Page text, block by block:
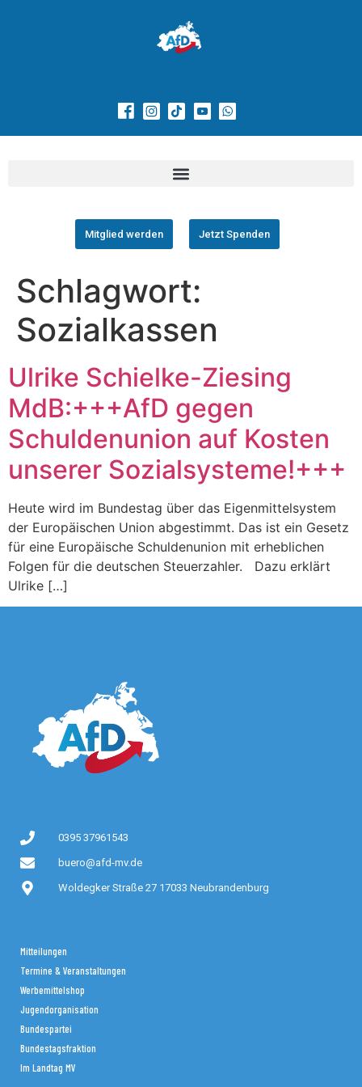
Mitglied werden Jetzt Spenden
Schlagwort:
Sozialkassen
Ulrike Schielke-Ziesing
MdB:+++AfD gegen
Schuldenunion auf Kosten
unserer Sozialsysteme!+++
Heute wird im Bundestag über das Eigenmittelsystem
der Europäischen Union abgestimmt. Das ist ein Gesetz
für eine Europäische Schuldenunion mit erheblichen
Folgen für die deutschen Steuerzahler. Dazu erklärt
Ulrike […]
0395 37961543
buero@afd-mv.de
Woldegker Straße 27 17033 Neubrandenburg
Mitteilungen
Termine & Veranstaltungen
Werbemittelshop
Jugendorganisation
Bundespartei
Bundestagsfraktion
Im Landtag MV